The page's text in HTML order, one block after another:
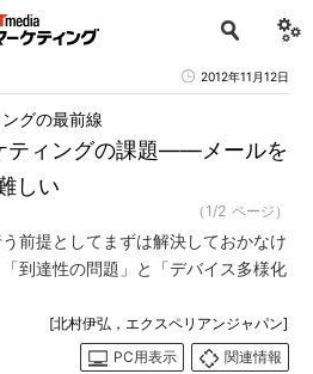
2012年11月12日
ィングの課題――メールを
しい
グの最前線
（1/2 ページ）
前提としてまずは解決しておかなけ
到達性の問題」と「デバイス多様化
[北村伊弘，エクスペリアンジャパン]
PC用表示
関連情報